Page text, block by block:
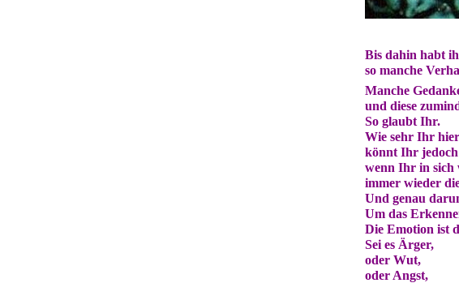
Bis dahin habt
so manche
Manche
und diese
So glaubt Ihr.
Wie sehr Ihr
könnt Ihr
wenn Ihr in sich
immer wieder
Und genau
Um das
Die Emotion ist
Sei es Ärger,
oder Wut,
oder Angst,